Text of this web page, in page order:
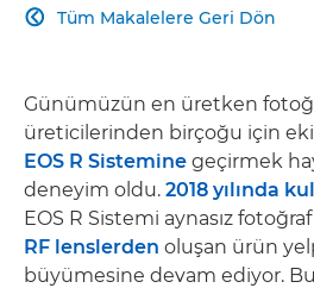
Tüm Makalelere Geri Dön

Günümüzün en üretken
üreticilerinden birçoğu için
EOS R Sistemine geçirmek
deneyim oldu. 2018 yılında
EOS R Sistemi aynasız
RF lenslerden oluşan ürün
büyümesine devam ediyor.